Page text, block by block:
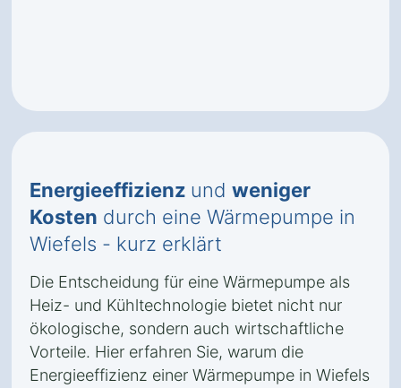
Energieeffizienz und weniger
Kosten durch eine Wärmepumpe in
Wiefels - kurz erklärt
Die Entscheidung für eine Wärmepumpe als
Heiz- und Kühltechnologie bietet nicht nur
ökologische, sondern auch wirtschaftliche
Vorteile. Hier erfahren Sie, warum die
Energieeffizienz einer Wärmepumpe in Wiefels